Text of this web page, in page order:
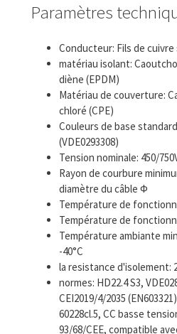
Paramètres
Conducteur: Fils de cuivre
matériau isolant:
diène (EPDM)
Matériau de couverture:
chloré (CPE)
Couleurs de base
(VDE0293308)
Tension nominale: 450/
Rayon de courbure
diamètre du câble Ф
Température de
Température de
Température ambiante
-40°C
la resistance d'isolement:
normes: HD22.4 S3,
CEI2019/4/2035
60228cl.5, CC basse
93/68/CEE, compatible